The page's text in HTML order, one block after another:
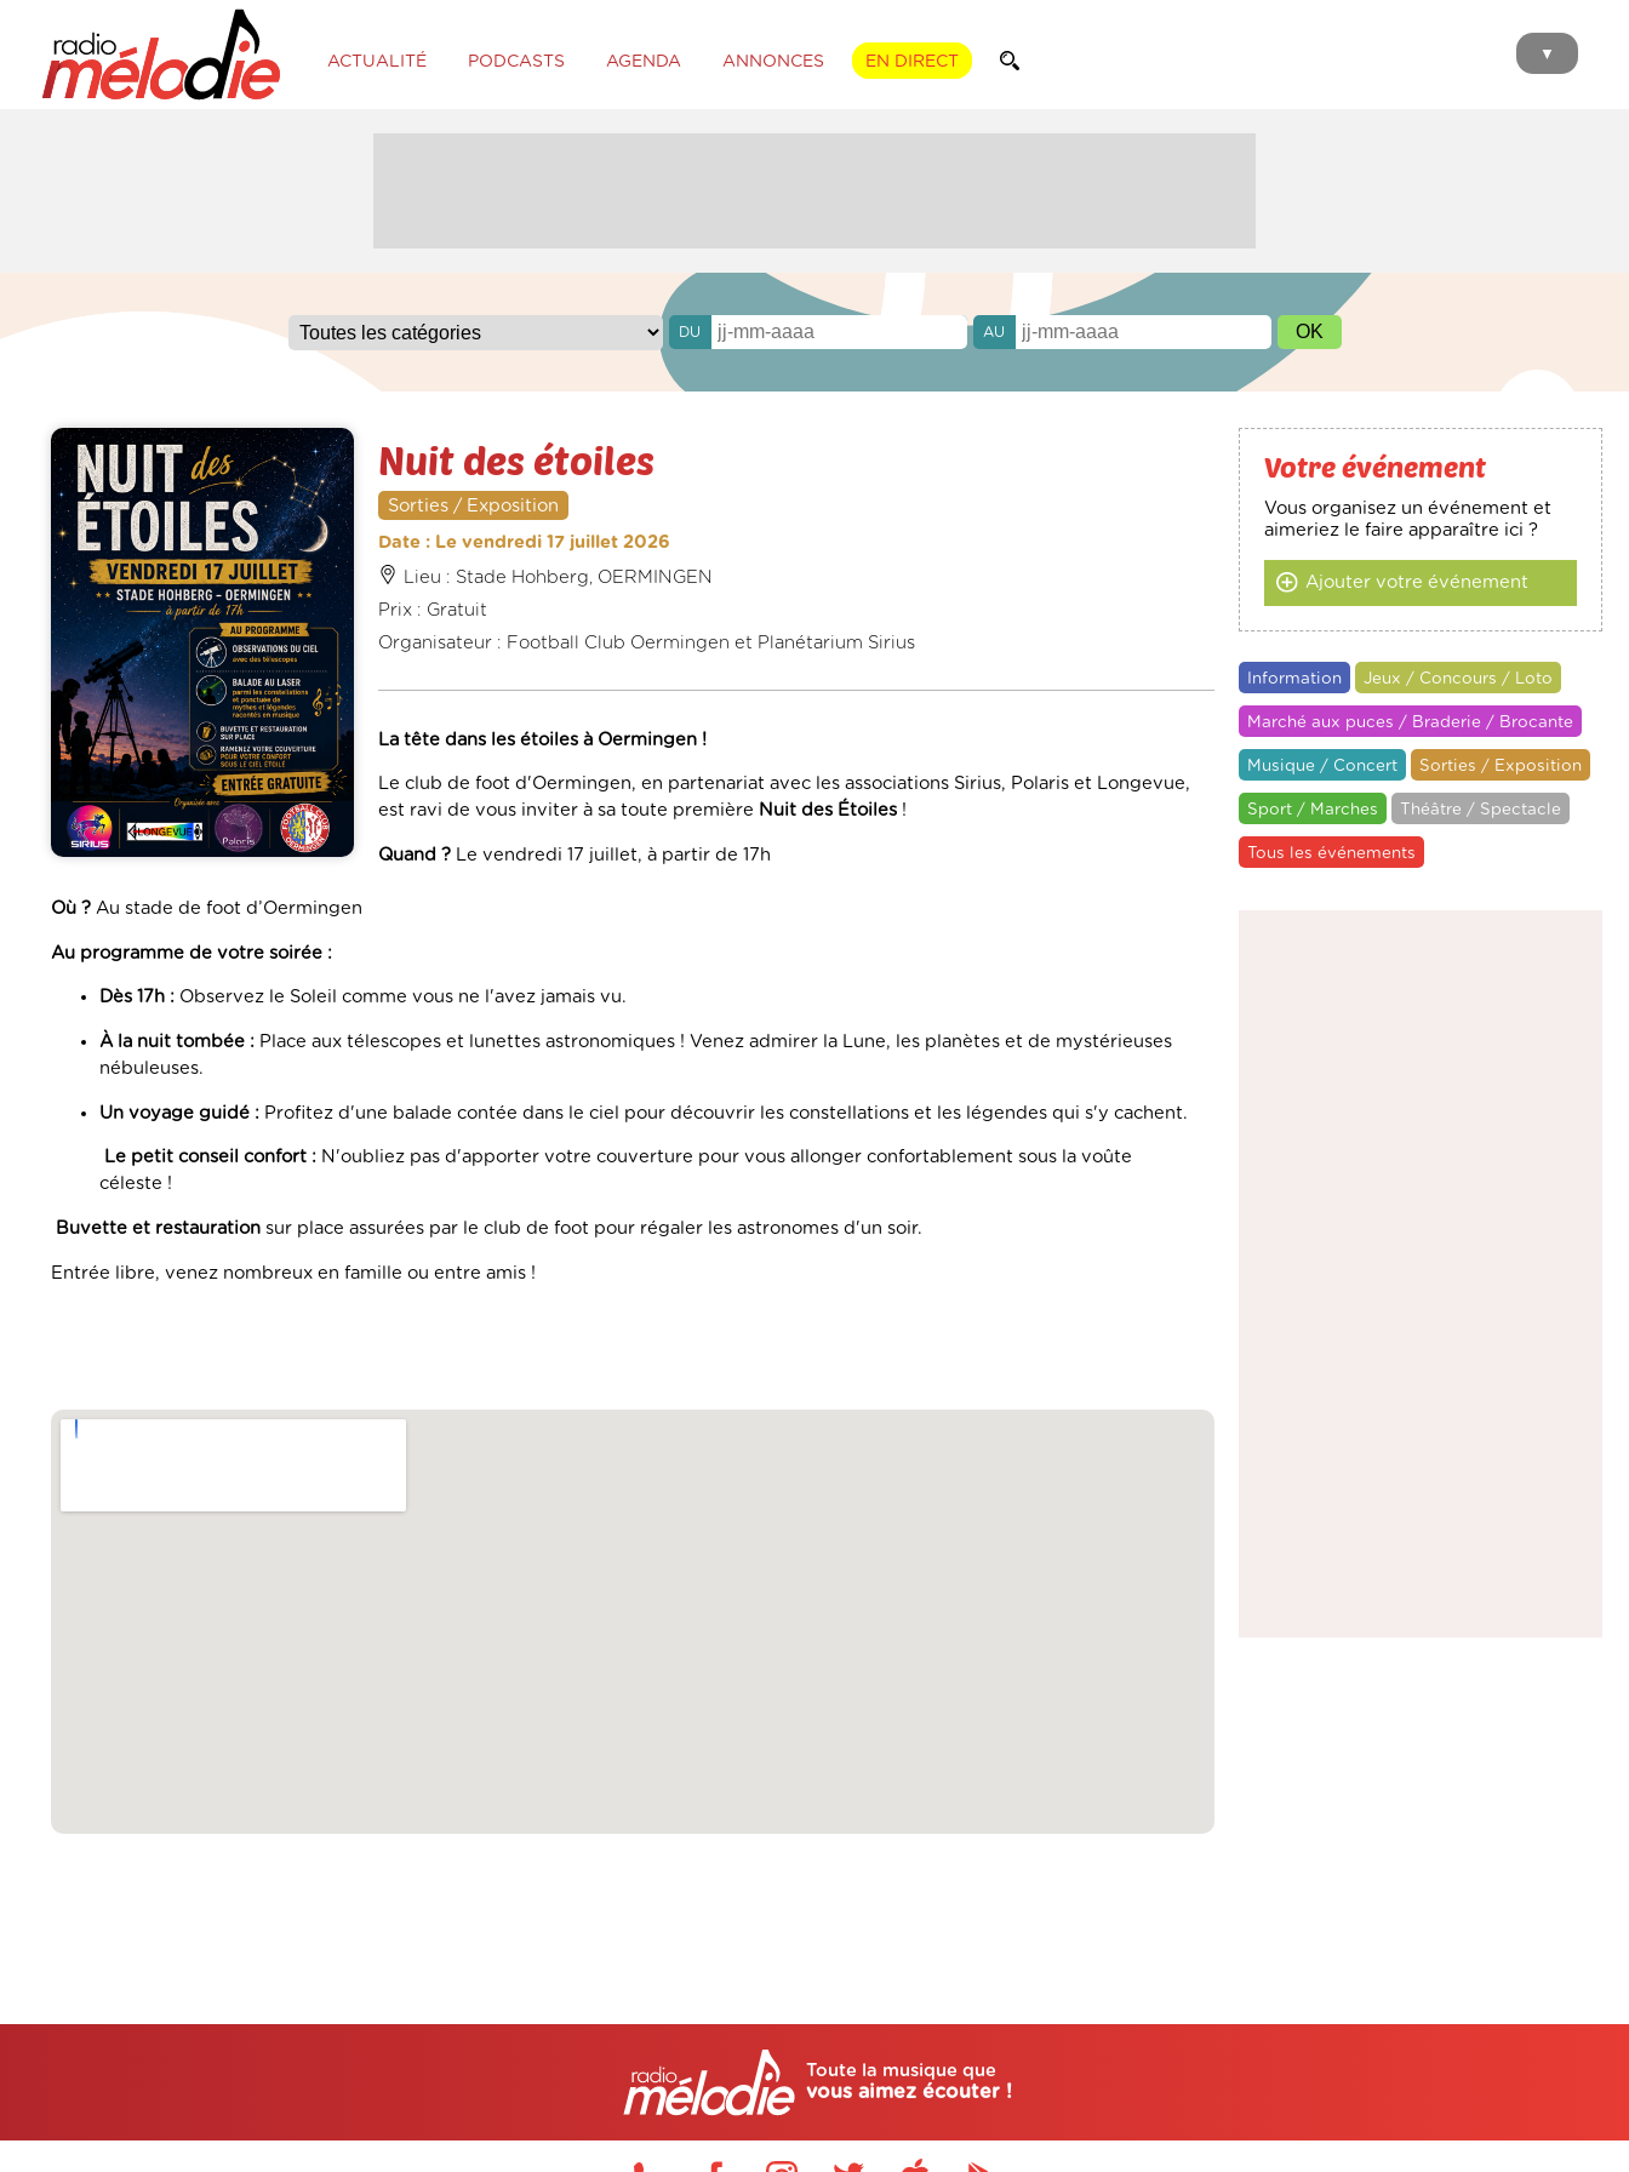
ACTUALITÉ PODCASTS AGENDA ANNONCES EN DIRECT ▼
DU AU
Nuit des étoiles
Sorties / Exposition
Date : Le vendredi 17 juillet 2026
Lieu : Stade Hohberg, OERMINGEN
Prix : Gratuit
Organisateur : Football Club Oermingen et Planétarium Sirius
La tête dans les étoiles à Oermingen !
Le club de foot d'Oermingen, en partenariat avec les associations Sirius, Polaris et Longevue,
est ravi de vous inviter à sa toute première Nuit des Étoiles !
Quand ? Le vendredi 17 juillet, à partir de 17h
Où ? Au stade de foot d’Oermingen
Au programme de votre soirée :
Dès 17h : Observez le Soleil comme vous ne l'avez jamais vu.
À la nuit tombée : Place aux télescopes et lunettes astronomiques ! Venez admirer la Lune, les planètes et de mystérieuses
nébuleuses.
Un voyage guidé : Profitez d'une balade contée dans le ciel pour découvrir les constellations et les légendes qui s'y cachent.
Le petit conseil confort : N'oubliez pas d'apporter votre couverture pour vous allonger confortablement sous la voûte
céleste !
Buvette et restauration sur place assurées par le club de foot pour régaler les astronomes d'un soir.
Entrée libre, venez nombreux en famille ou entre amis !
Votre événement
Vous organisez un événement et
aimeriez le faire apparaître ici ?
Ajouter votre événement
Information Jeux / Concours / Loto
Marché aux puces / Braderie / Brocante
Musique / Concert Sorties / Exposition
Sport / Marches Théâtre / Spectacle
Tous les événements
Toute la musique que
vous aimez écouter !